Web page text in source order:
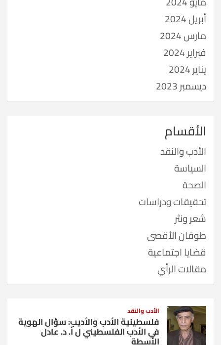
أبريل 2024
مارس 2024
فبراير 2024
يناير 2024
ديسمبر 2023
الأقسام
الأدب والنقد
السياسة
الصحة
تحقيقات ودراسات
شعر ونثر
طوفان الأقصى
قضايا اجتماعية
مقالات الرأي
الأدب والنقد
فلسطينية الأدب والأديب: سؤال الهوية
في الأدب الفلسطيني ل أ. د. عادل
الأسطة